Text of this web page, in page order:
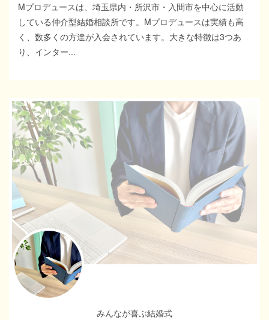
Mプロデュースは、埼玉県内・所沢市・入間市を中心に活動
している仲介型結婚相談所です。Mプロデュースは実績も高
く、数多くの方達が入会されています。大きな特徴は3つあ
り、インター...
みんなが喜ぶ結婚式